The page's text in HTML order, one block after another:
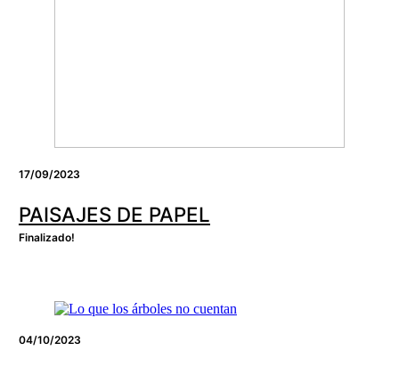
17/09/2023
PAISAJES DE PAPEL
Finalizado!
04/10/2023